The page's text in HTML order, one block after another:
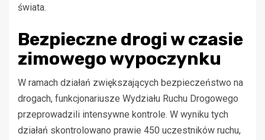
świata.
Bezpieczne drogi w czasie
zimowego wypoczynku
W ramach działań zwiększających bezpieczeństwo na
drogach, funkcjonariusze Wydziału Ruchu Drogowego
przeprowadzili intensywne kontrole. W wyniku tych
działań skontrolowano prawie 450 uczestników ruchu,